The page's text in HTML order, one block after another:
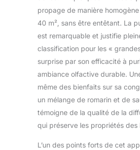
propage de manière
40 m², sans être entêtant. La
est remarquable et justifie
classification pour les «
surprise par son efficacité à
ambiance olfactive durable.
même des bienfaits sur sa
un mélange de romarin et de
témoigne de la qualité de la
qui préserve les propriétés des
L’un des points forts de cet